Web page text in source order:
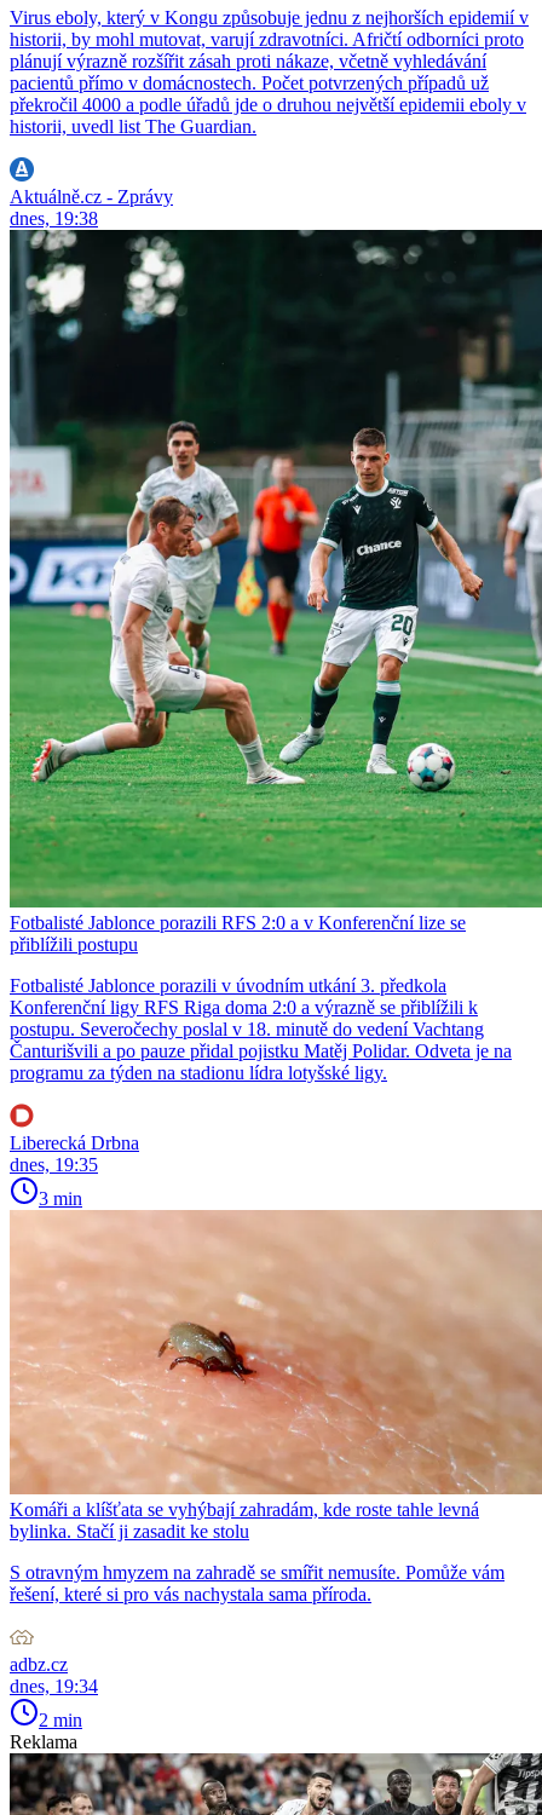
Virus eboly, který v Kongu způsobuje jednu z nejhorších epidemií v
historii, by mohl mutovat, varují zdravotníci. Afričtí odborníci proto
plánují výrazně rozšířit zásah proti nákaze, včetně vyhledávání
pacientů přímo v domácnostech. Počet potvrzených případů už
překročil 4000 a podle úřadů jde o druhou největší epidemii eboly v
historii, uvedl list The Guardian.
Aktuálně.cz - Zprávy
dnes, 19:38
Fotbalisté Jablonce porazili RFS 2:0 a v Konferenční lize se
přiblížili postupu
Fotbalisté Jablonce porazili v úvodním utkání 3. předkola
Konferenční ligy RFS Riga doma 2:0 a výrazně se přiblížili k
postupu. Severočechy poslal v 18. minutě do vedení Vachtang
Čanturišvili a po pauze přidal pojistku Matěj Polidar. Odveta je na
programu za týden na stadionu lídra lotyšské ligy.
Liberecká Drbna
dnes, 19:35
3 min
Komáři a klíšťata se vyhýbají zahradám, kde roste tahle levná
bylinka. Stačí ji zasadit ke stolu
S otravným hmyzem na zahradě se smířit nemusíte. Pomůže vám
řešení, které si pro vás nachystala sama příroda.
adbz.cz
dnes, 19:34
2 min
Reklama